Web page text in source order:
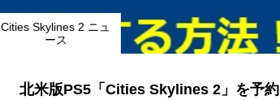
Cities Skylines 2 ニュ
ース
北米版PS5「Cities Skylines 2」を予約